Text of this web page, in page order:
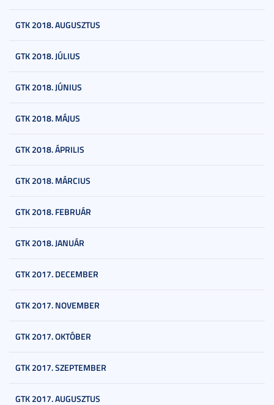
GTK 2018. AUGUSZTUS
GTK 2018. JÚLIUS
GTK 2018. JÚNIUS
GTK 2018. MÁJUS
GTK 2018. ÁPRILIS
GTK 2018. MÁRCIUS
GTK 2018. FEBRUÁR
GTK 2018. JANUÁR
GTK 2017. DECEMBER
GTK 2017. NOVEMBER
GTK 2017. OKTÓBER
GTK 2017. SZEPTEMBER
GTK 2017. AUGUSZTUS